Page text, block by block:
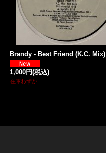
Brandy - Best Friend (K.C. Mix)
1,000円(税込)
在庫わずか